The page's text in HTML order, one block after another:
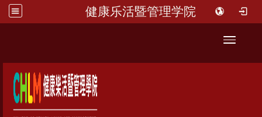
健康乐活暨管理学院
Toggle